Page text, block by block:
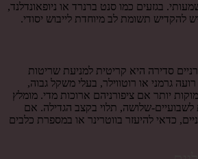
בגזעים כמו סנט ברנרד או ניופאונדלנד,
להקדיש תשומת לב מיוחדת לייבוש יסודי.
סדירה היא קריטית למניעת שריטות
גרמני או רוטווילר, בעלי משקל גבוה,
יותר אם ציפורניהם ארוכות מדי. מומלץ
לשבועיים-שלושה, תלוי בקצב הגדילה. אם
כדאי להיעזר בווטרינר או במספרת כלבים